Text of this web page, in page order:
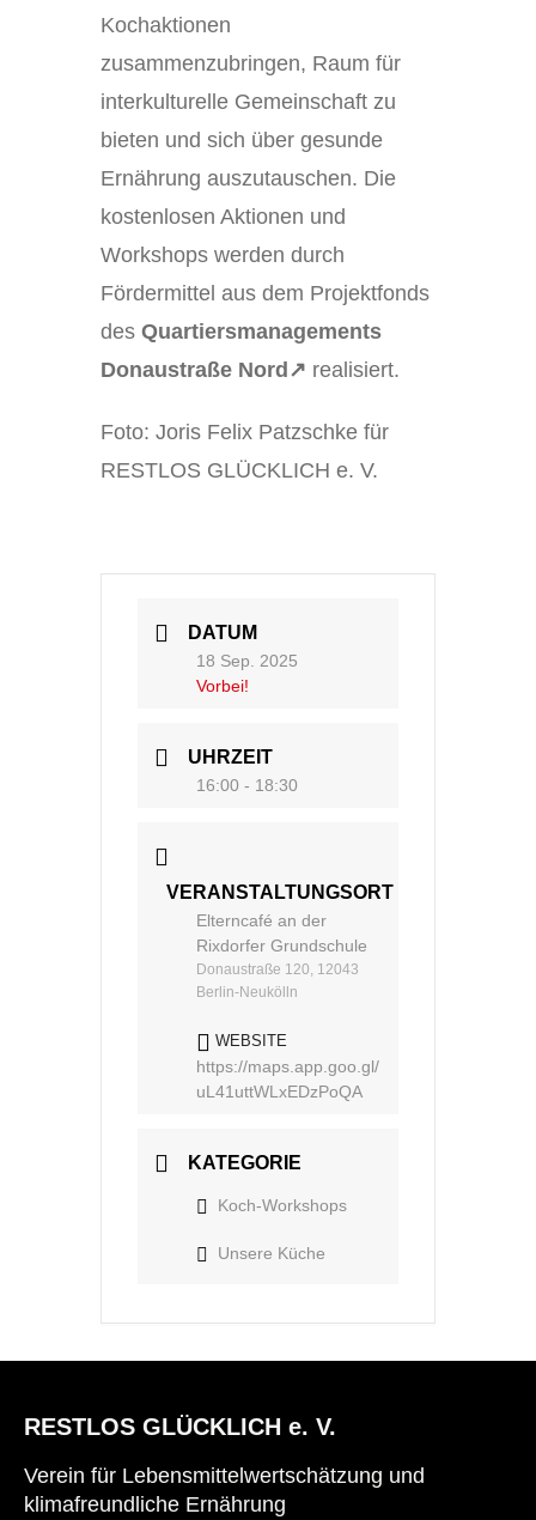
Kochaktionen
zusammenzubringen, Raum für
interkulturelle Gemeinschaft zu
bieten und sich über gesunde
Ernährung auszutauschen. Die
kostenlosen Aktionen und
Workshops werden durch
Fördermittel aus dem Projektfonds
des Quartiersmanagements
Donaustraße Nord↗ realisiert.
Foto: Joris Felix Patzschke für
RESTLOS GLÜCKLICH e. V.
DATUM
18 Sep. 2025
Vorbei!
UHRZEIT
16:00 - 18:30
VERANSTALTUNGSORT
Elterncafé an der
Rixdorfer Grundschule
Donaustraße 120, 12043
Berlin-Neukölln
WEBSITE
https://maps.app.goo.gl/
uL41uttWLxEDzPoQA
KATEGORIE
Koch-Workshops
Unsere Küche
RESTLOS GLÜCKLICH e. V.
Verein für Lebensmittelwertschätzung und
klimafreundliche Ernährung